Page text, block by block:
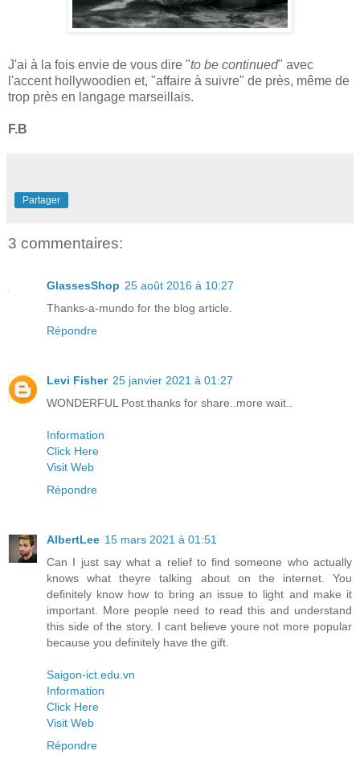
J'ai à la fois envie de vous dire "to be continued" avec
l'accent hollywoodien et, "affaire à suivre" de près, même de
trop près en langage marseillais.
F.B
Partager
3 commentaires:
GlassesShop 25 août 2016 à 10:27
Thanks-a-mundo for the blog article.
Répondre
Levi Fisher 25 janvier 2021 à 01:27
WONDERFUL Post.thanks for share..more wait..
Information
Click Here
Visit Web
Répondre
AlbertLee 15 mars 2021 à 01:51
Can I just say what a relief to find someone who actually
knows what theyre talking about on the internet. You
definitely know how to bring an issue to light and make it
important. More people need to read this and understand
this side of the story. I cant believe youre not more popular
because you definitely have the gift.
Saigon-ict.edu.vn
Information
Click Here
Visit Web
Répondre